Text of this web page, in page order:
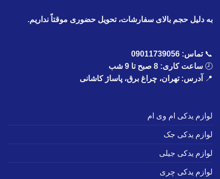
به دلیل حجم بالای سفارشات، تحویل حضوری موقتاً نداریم.
📞تماس: 09011739056
🕗 ساعت کاری: 8 صبح تا 9 شب
📍
آدرس: تهران، چراغ برق، پاساژ کاشانی
لوازم یدکی ام وی ام
لوازم یدکی جک
لوازم یدکی جیلی
لوازم یدکی چری